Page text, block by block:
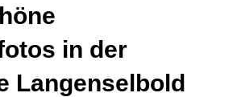
in der
Langenselbold